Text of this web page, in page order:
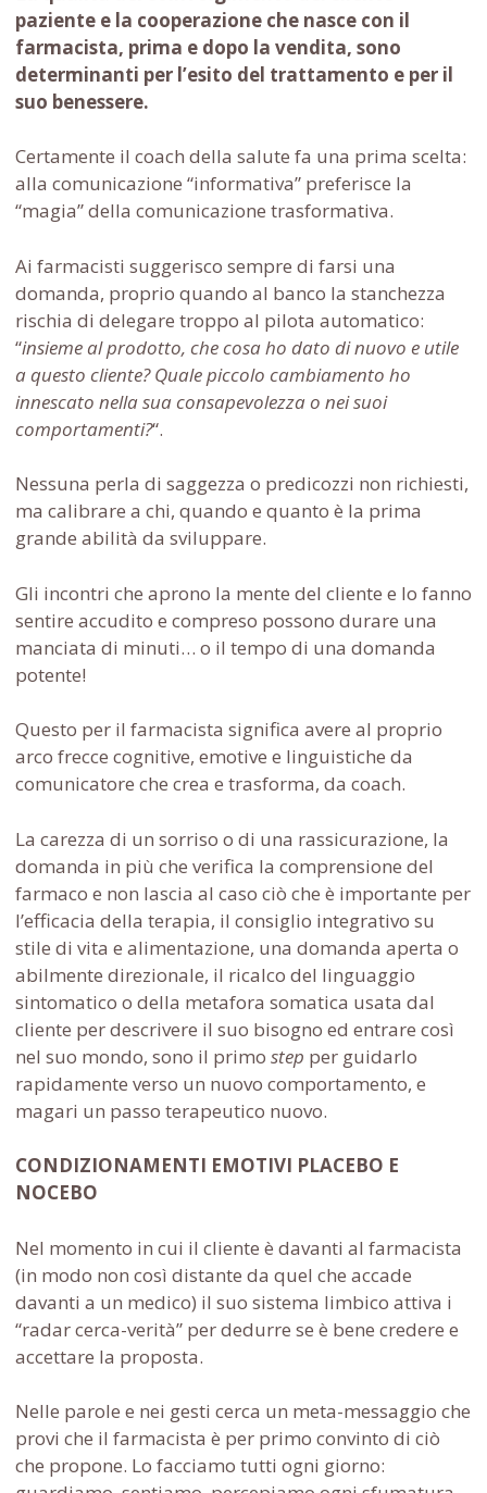
paziente e la cooperazione che nasce con il
farmacista, prima e dopo la vendita, sono
determinanti per l’esito del trattamento e per il
suo benessere.
Certamente il coach della salute fa una prima scelta:
alla comunicazione “informativa” preferisce la
“magia” della comunicazione trasformativa.
Ai farmacisti suggerisco sempre di farsi una
domanda, proprio quando al banco la stanchezza
rischia di delegare troppo al pilota automatico:
“insieme al prodotto, che cosa ho dato di nuovo e utile
a questo cliente? Quale piccolo cambiamento ho
innescato nella sua consapevolezza o nei suoi
comportamenti?“.
Nessuna perla di saggezza o predicozzi non richiesti,
ma calibrare a chi, quando e quanto è la prima
grande abilità da sviluppare.
Gli incontri che aprono la mente del cliente e lo fanno
sentire accudito e compreso possono durare una
manciata di minuti… o il tempo di una domanda
potente!
Questo per il farmacista significa avere al proprio
arco frecce cognitive, emotive e linguistiche da
comunicatore che crea e trasforma, da coach.
La carezza di un sorriso o di una rassicurazione, la
domanda in più che verifica la comprensione del
farmaco e non lascia al caso ciò che è importante per
l’efficacia della terapia, il consiglio integrativo su
stile di vita e alimentazione, una domanda aperta o
abilmente direzionale, il ricalco del linguaggio
sintomatico o della metafora somatica usata dal
cliente per descrivere il suo bisogno ed entrare così
nel suo mondo, sono il primo step per guidarlo
rapidamente verso un nuovo comportamento, e
magari un passo terapeutico nuovo.
CONDIZIONAMENTI EMOTIVI PLACEBO E
NOCEBO
Nel momento in cui il cliente è davanti al farmacista
(in modo non così distante da quel che accade
davanti a un medico) il suo sistema limbico attiva i
“radar cerca-verità” per dedurre se è bene credere e
accettare la proposta.
Nelle parole e nei gesti cerca un meta-messaggio che
provi che il farmacista è per primo convinto di ciò
che propone. Lo facciamo tutti ogni giorno: